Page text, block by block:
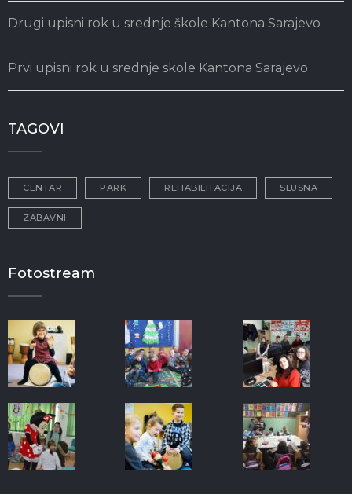
Drugi upisni rok u srednje škole Kantona Sarajevo
Prvi upisni rok u srednje skole Kantona Sarajevo
TAGOVI
CENTAR PARK REHABILITACIJA SLUSNA
ZABAVNI
Fotostream